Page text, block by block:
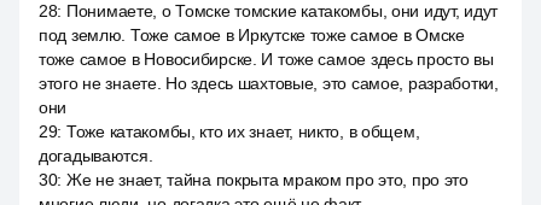
28: Понимаете, о Томске томские катакомбы, они идут, идут
под землю. Тоже самое в Иркутске тоже самое в Омске
тоже самое в Новосибирске. И тоже самое здесь просто вы
этого не знаете. Но здесь шахтовые, это самое, разработки,
они
29: Тоже катакомбы, кто их знает, никто, в общем,
догадываются.
30: Же не знает, тайна покрыта мраком про это, про это